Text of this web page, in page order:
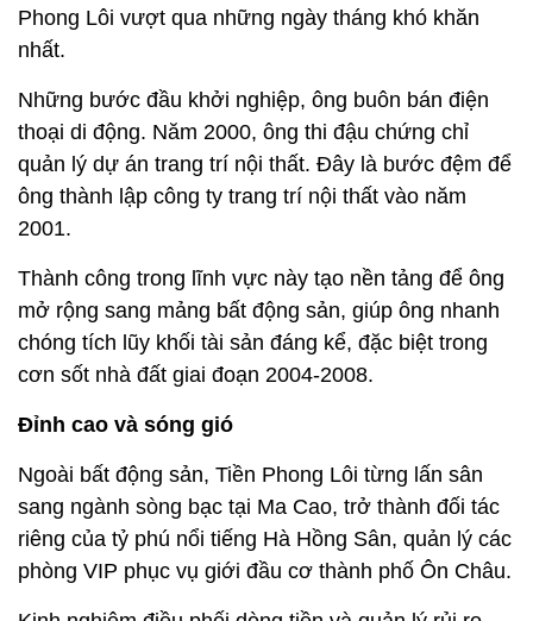
Phong Lôi vượt qua những ngày tháng khó khăn
nhất.
Những bước đầu khởi nghiệp, ông buôn bán điện
thoại di động. Năm 2000, ông thi đậu chứng chỉ
quản lý dự án trang trí nội thất. Đây là bước đệm để
ông thành lập công ty trang trí nội thất vào năm
2001.
Thành công trong lĩnh vực này tạo nền tảng để ông
mở rộng sang mảng bất động sản, giúp ông nhanh
chóng tích lũy khối tài sản đáng kể, đặc biệt trong
cơn sốt nhà đất giai đoạn 2004-2008.
Đỉnh cao và sóng gió
Ngoài bất động sản, Tiền Phong Lôi từng lấn sân
sang ngành sòng bạc tại Ma Cao, trở thành đối tác
riêng của tỷ phú nổi tiếng Hà Hồng Sân, quản lý các
phòng VIP phục vụ giới đầu cơ thành phố Ôn Châu.